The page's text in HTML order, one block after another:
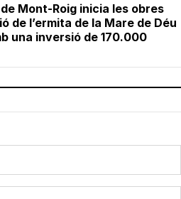
Mont-Roig inicia les obres
de l’ermita de la Mare de Déu
una inversió de 170.000